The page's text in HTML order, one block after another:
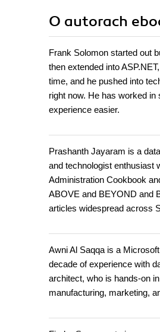
O autorach
Frank Solomon started out
then extended into
time, and he pushed into
right now. He has worked
experience easier.
Prashanth Jayaram is a
and technologist enthusiast
Administration Cookbook
ABOVE and BEYOND and
articles widespread across
Awni Al Saqqa is a
decade of experience with
architect, who is hands-on
manufacturing, marketing,